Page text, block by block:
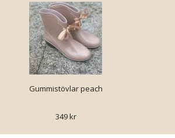
Gummistövlar peach
349 kr